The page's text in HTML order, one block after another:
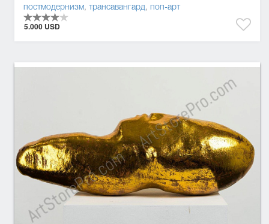
постмодернизм, трансавангард, поп-арт
5.000 USD